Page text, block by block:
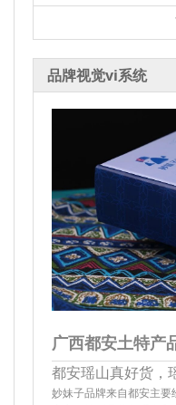
品牌视觉vi系统
广西都安土特产
都安瑶山真好货，
妙妹子品牌来自都安主